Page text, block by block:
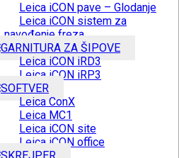
Leica iCON pave – Glodanje
Leica iCON sistem za
navođenje freza
GARNITURA ZA ŠIPOVE
Leica iCON iRD3
Leica iCON iRP3
SOFTVER
Leica ConX
Leica MC1
Leica iCON site
Leica iCON office